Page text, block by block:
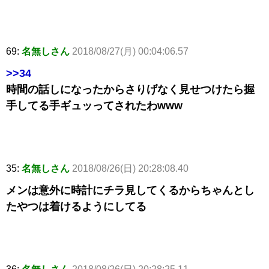
69: 名無しさん 2018/08/27(月) 00:04:06.57
>>34
時間の話しになったからさりげなく見せつけたら握
手してる手ギュッってされたわwww
35: 名無しさん 2018/08/26(日) 20:28:08.40
メンは意外に時計にチラ見してくるからちゃんとし
たやつは着けるようにしてる